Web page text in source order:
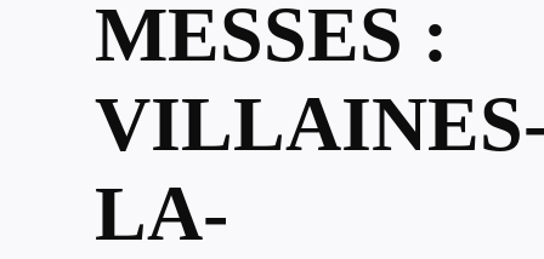
MESSES :
LA-